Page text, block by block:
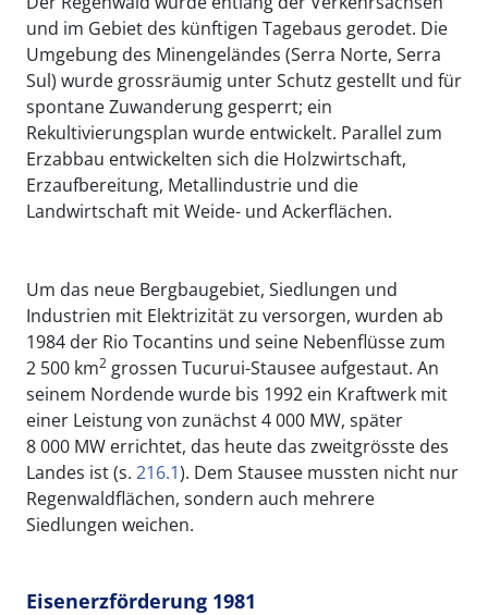
und im Gebiet des künftigen Tagebaus gerodet. Die
Umgebung des Minengeländes (Serra Norte, Serra
Sul) wurde grossräumig unter Schutz gestellt und für
spontane Zuwanderung gesperrt; ein
Rekultivierungsplan wurde entwickelt. Parallel zum
Erzabbau entwickelten sich die Holzwirtschaft,
Erzaufbereitung, Metallindustrie und die
Landwirtschaft mit Weide- und Ackerflächen.
Um das neue Bergbaugebiet, Siedlungen und
Industrien mit Elektrizität zu versorgen, wurden ab
1984 der Rio Tocantins und seine Nebenflüsse zum
2 500 km2 grossen Tucurui-Stausee aufgestaut. An
seinem Nordende wurde bis 1992 ein Kraftwerk mit
einer Leistung von zunächst 4 000 MW, später
8 000 MW errichtet, das heute das zweitgrösste des
Landes ist (s. 216.1). Dem Stausee mussten nicht nur
Regenwaldflächen, sondern auch mehrere
Siedlungen weichen.
Eisenerzförderung 1981